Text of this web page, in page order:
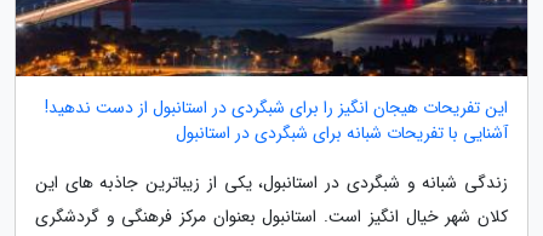
این تفریحات هیجان انگیز را برای شبگردی در استانبول از دست ندهید!
آشنایی با تفریحات شبانه برای شبگردی در استانبول
زندگی شبانه و شبگردی در استانبول، یکی از زیباترین جاذبه های این
کلان شهر خیال انگیز است. استانبول بعنوان مرکز فرهنگی و گردشگری